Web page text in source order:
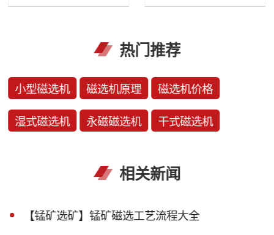
热门推荐
小型磁选机 磁选机原理 磁选机价格
湿式磁选机 永磁磁选机 干式磁选机
相关新闻
【锰矿选矿】锰矿磁选工艺流程大全